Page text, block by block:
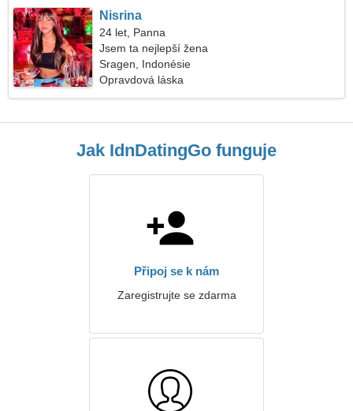
Nisrina
24 let, Panna
Jsem ta nejlepší žena
Sragen, Indonésie
Opravdová láska
Jak IdnDatingGo funguje
Připoj se k nám
Zaregistrujte se zdarma